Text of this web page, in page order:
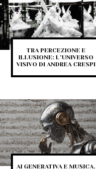
TRA PERCEZIONE E
ILLUSIONE: L’UNIVERSO
VISIVO DI ANDREA CRESPI
AI GENERATIVA E MUSICA.